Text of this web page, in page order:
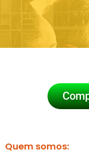
Quem somos: